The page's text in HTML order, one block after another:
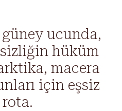
ucunda,
hüküm
macera
için eşsiz